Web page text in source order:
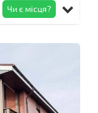
Чи є місця?